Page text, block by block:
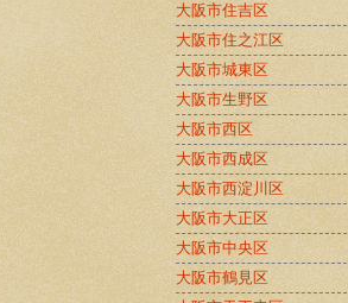
大阪市住吉区
大阪市住之江区
大阪市城東区
大阪市生野区
大阪市西区
大阪市西成区
大阪市西淀川区
大阪市大正区
大阪市中央区
大阪市鶴見区